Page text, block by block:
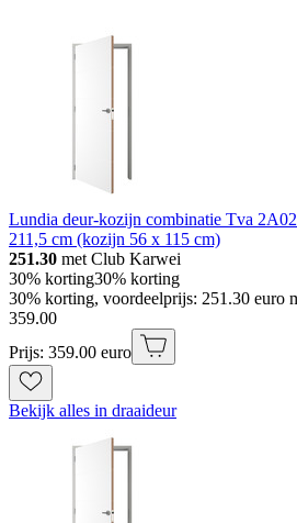
Lundia deur-kozijn combinatie Tva
211,5 cm (kozijn 56 x 115 cm)
251.30 met Club Karwei
30% korting30% korting
30% korting, voordeelprijs: 251.30 euro
359.00
Prijs: 359.00 euro
Bekijk alles in draaideur